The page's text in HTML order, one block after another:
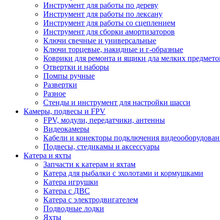
Инструмент для работы по дереву
Инструмент для работы по лексану
Инструмент для работы со сцеплением
Инструмент для сборки амортизаторов
Ключи свечные и универсальные
Ключи торцевые, накидные и г-образные
Коврики для ремонта и ящики дла мелких
Отвертки и наборы
Помпы ручные
Развертки
Разное
Стенды и инструмент для настройки шасси
Камеры, подвесы и FPV
FPV, модули, передатчики, антенны
Видеокамеры
Кабели и конекторы подключения
Подвесы, стедикамы и аксессуары
Катера и яхты
Запчасти к катерам и яхтам
Катера для рыбалки с эхолотами и кормушками
Катера игрушки
Катера с ДВС
Катера с электродвигателем
Подводные лодки
Яхты